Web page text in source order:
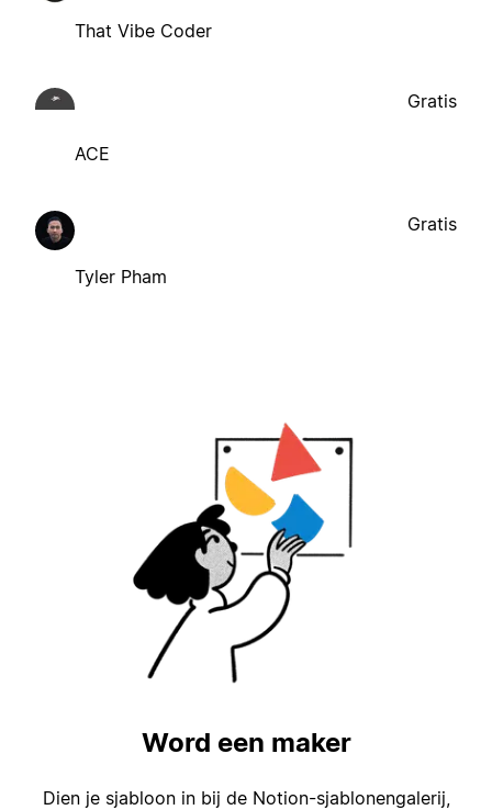
That Vibe Coder
ACE
Gratis
Tyler Pham
Gratis
Word een maker
Dien je sjabloon in bij de Notion-sjablonengalerij,